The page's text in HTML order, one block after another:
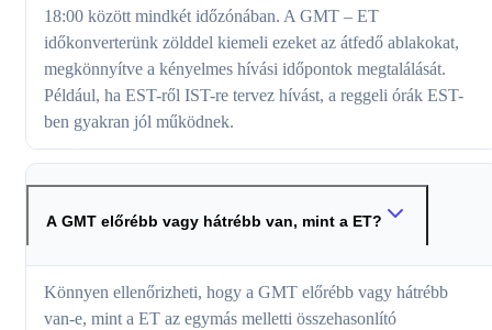
18:00 között mindkét időzónában. A GMT – ET
időkonverterünk zölddel kiemeli ezeket az átfedő ablakokat,
megkönnyítve a kényelmes hívási időpontok megtalálását.
Például, ha EST-ről IST-re tervez hívást, a reggeli órák EST-
ben gyakran jól működnek.
A GMT előrébb vagy hátrébb van, mint a ET?
Könnyen ellenőrizheti, hogy a GMT előrébb vagy hátrébb
van-e, mint a ET az egymás melletti összehasonlító